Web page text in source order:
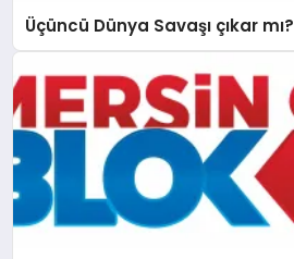
Üçüncü Dünya Savaşı çıkar mı?